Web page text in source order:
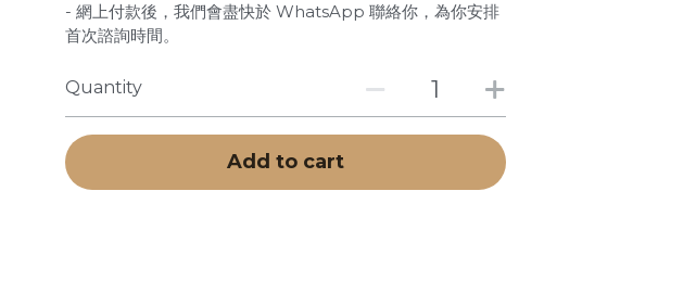
- 網上付款後，我們會盡快於 WhatsApp 聯絡你，為你安排
首次諮詢時間。
Quantity
立即預約